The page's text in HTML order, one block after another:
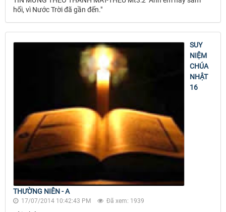
hối, vì Nước Trời đã gần đến."
SUY
NIỆM
CHÚA
NHẬT
16
THƯỜNG NIÊN - A
17/07/2014 10:42:43 PM Đã xem: 1939